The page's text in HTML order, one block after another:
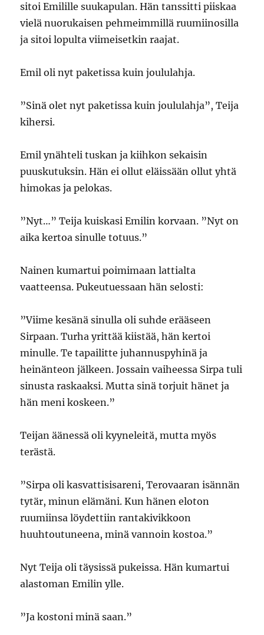
sitoi Emilille suukapulan. Hän tanssitti piiskaa
vielä nuorukaisen pehmeimmillä ruumiinosilla
ja sitoi lopulta viimeisetkin raajat.
Emil oli nyt paketissa kuin joululahja.
”Sinä olet nyt paketissa kuin joululahja”, Teija
kihersi.
Emil ynähteli tuskan ja kiihkon sekaisin
puuskutuksin. Hän ei ollut eläissään ollut yhtä
himokas ja pelokas.
”Nyt…” Teija kuiskasi Emilin korvaan. ”Nyt on
aika kertoa sinulle totuus.”
Nainen kumartui poimimaan lattialta
vaatteensa. Pukeutuessaan hän selosti:
”Viime kesänä sinulla oli suhde erääseen
Sirpaan. Turha yrittää kiistää, hän kertoi
minulle. Te tapailitte juhannuspyhinä ja
heinänteon jälkeen. Jossain vaiheessa Sirpa tuli
sinusta raskaaksi. Mutta sinä torjuit hänet ja
hän meni koskeen.”
Teijan äänessä oli kyyneleitä, mutta myös
terästä.
”Sirpa oli kasvattisisareni, Terovaaran isännän
tytär, minun elämäni. Kun hänen eloton
ruumiinsa löydettiin rantakivikkoon
huuhtoutuneena, minä vannoin kostoa.”
Nyt Teija oli täysissä pukeissa. Hän kumartui
alastoman Emilin ylle.
”Ja kostoni minä saan.”